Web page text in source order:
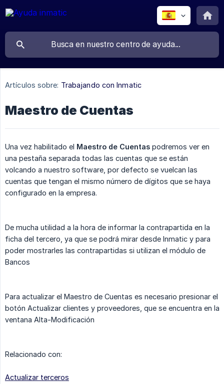
Artículos sobre: Trabajando con Inmatic
Maestro de Cuentas
Una vez habilitado el Maestro de Cuentas podremos ver en
una pestaña separada todas las cuentas que se están
volcando a nuestro software, por defecto se vuelcan las
cuentas que tengan el mismo número de dígitos que se haya
configurado en la empresa.
De mucha utilidad a la hora de informar la contrapartida en la
ficha del tercero, ya que se podrá mirar desde Inmatic y para
poder mostrarles las contrapartidas si utilizan el módulo de
Bancos
Para actualizar el Maestro de Cuentas es necesario presionar el
botón Actualizar clientes y proveedores, que se encuentra en la
ventana Alta-Modificación
Relacionado con:
Actualizar terceros